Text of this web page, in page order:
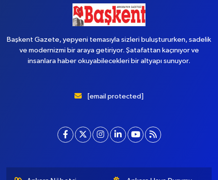
Başkent Gazete, yepyeni temasıyla sizleri buluştururken, sadelik
ve modernizmi bir araya getiriyor. Şatafattan kaçınıyor ve
insanlara haber okuyabilecekleri bir altyapı sunuyor.
[email protected]